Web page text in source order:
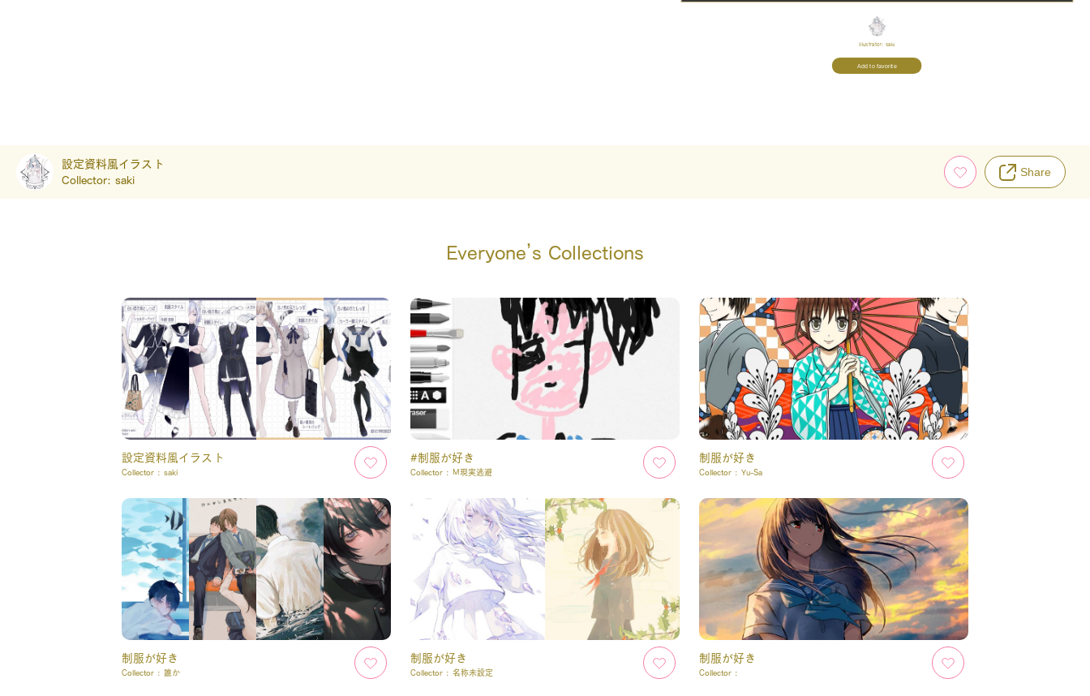
Illustrator:saki
Add to favorite
設定資料風イラスト
Collector: saki
Share
Everyone’s Collections
設定資料風イラスト
Collector : saki
#制服が好き
Collector : M現実逃避
制服が好き
Collector :Yu-Sa
制服が好き
Collector : 誰か
制服が好き
Collector : 名称未設定
制服が好き
Collector :